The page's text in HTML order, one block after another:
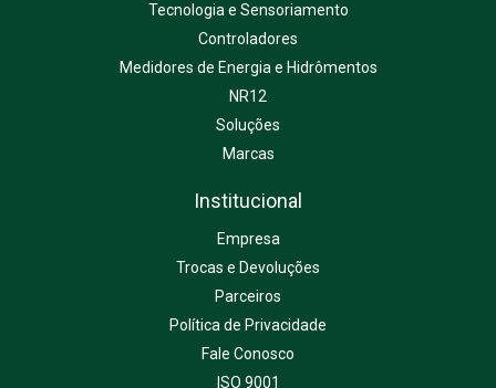
Tecnologia e Sensoriamento
Controladores
Medidores de Energia e Hidrômentos
NR12
Soluções
Marcas
Institucional
Empresa
Trocas e Devoluções
Parceiros
Política de Privacidade
Fale Conosco
ISO 9001